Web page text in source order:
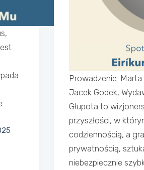
Prowadzenie:
Jacek Godek,
Głupota to
przyszłości, w
codziennością, a
prywatnością,
niebezpiecznie